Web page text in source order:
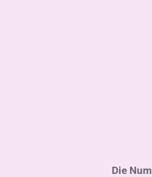
Die